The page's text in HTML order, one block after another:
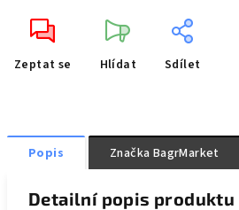
Zeptat se Hlídat Sdílet
Popis Značka BagrMarket
Detailní popis produktu